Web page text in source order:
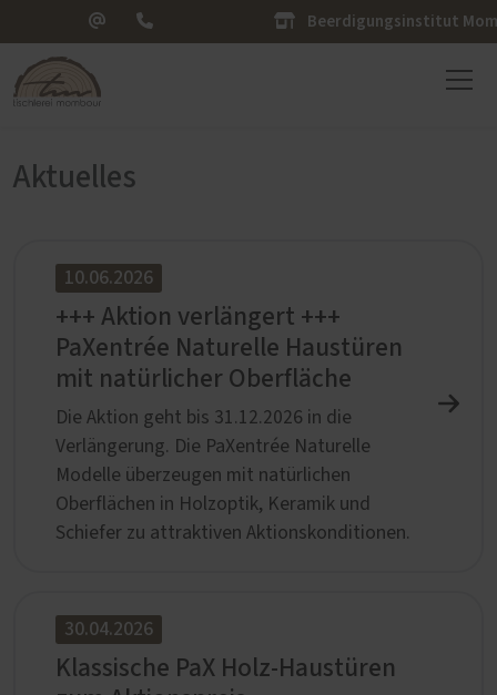
Beerdigungsinstitut
Aktuelles
10.06.2026
+++ Aktion verlängert +++
PaXentrée Naturelle Haustüren
mit natürlicher Oberfläche
Die Aktion geht bis 31.12.2026 in die
Verlängerung. Die PaXentrée Naturelle
Modelle überzeugen mit natürlichen
Oberflächen in Holzoptik, Keramik und
Schiefer zu attraktiven Aktionskonditionen.
30.04.2026
Klassische PaX Holz-Haustüren